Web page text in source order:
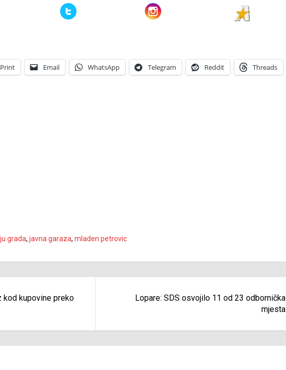
Print Email WhatsApp Telegram Reddit Threads
grada, javna garaza, mladen petrovic
kod kupovine preko
Lopare: SDS osvojilo 11 od 23 odbornička
mjesta